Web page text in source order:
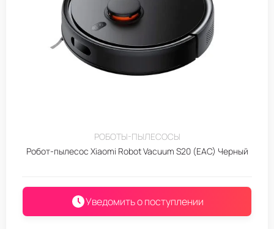
РОБОТЫ-ПЫЛЕСОСЫ
Робот-пылесос Xiaomi Robot Vacuum S20 (EAC) Черный
Уведомить о поступлении